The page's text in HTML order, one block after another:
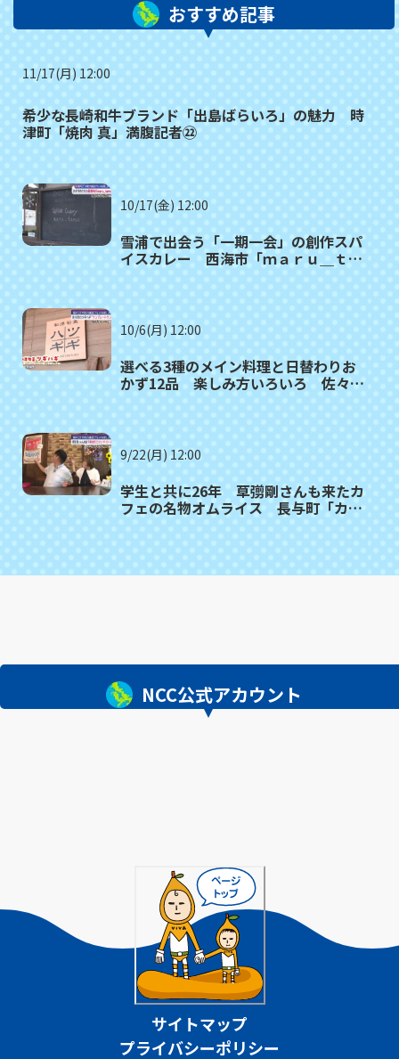
おすすめ記事
11/17(月) 12:00
希少な長崎和牛ブランド「出島ばらいろ」の魅力 時
津町「焼肉 真」満腹記者㉒
10/17(金) 12:00
雪浦で出会う「一期一会」の創作スパ
イスカレー 西海市「ｍａｒｕ＿ｔａ
10/6(月) 12:00
選べる3種のメイン料理と日替わりお
かず12品 楽しみ方いろいろ 佐々町
9/22(月) 12:00
学生と共に26年 草彅剛さんも来たカ
フェの名物オムライス 長与町「カフ
NCC公式アカウント
サイトマップ
プライバシーポリシー